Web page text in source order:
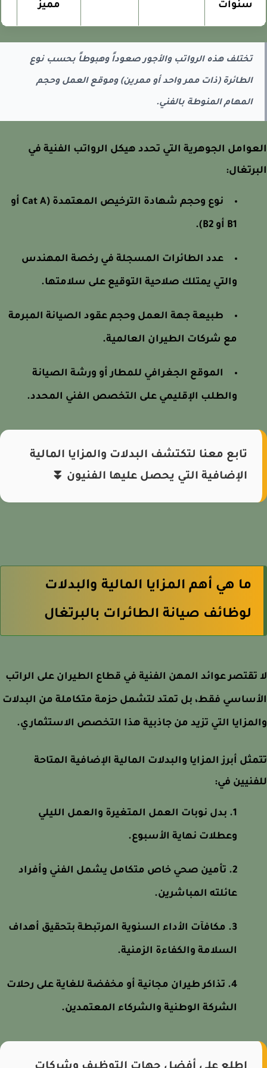
سنوات
مميز
تختلف هذه الرواتب والأجور صعوداً وهبوطاً بحسب نوع
الطائرة (ذات ممر واحد أو ممرين) وموقع العمل وحجم
المهام المنوطة بالفني.
الجوهرية التي تحدد هيكل الرواتب الفنية في
نوع وحجم شهادة الترخيص المعتمدة (Cat A أو
عدد الطائرات المسجلة في رخصة المهندس
والتي يمتلك صلاحية التوقيع على سلامتها.
طبيعة جهة العمل وحجم عقود الصيانة المبرمة
مع شركات الطيران العالمية.
الموقع الجغرافي للمطار أو ورشة الصيانة
والطلب الإقليمي على التخصص الفني المحدد.
تابع معنا لتكتشف البدلات والمزايا المالية
الإضافية التي يحصل عليها الفنيون ⏬
ما هي أهم المزايا المالية والبدلات
لوظائف صيانة الطائرات بالبرتغال
تقتصر عوائد المهن الفنية في قطاع الطيران على الراتب
فقط، بل تمتد لتشمل حزمة متكاملة من البدلات
التي تزيد من جاذبية هذا التخصص الاستثماري.
أبرز المزايا والبدلات المالية الإضافية المتاحة
في:
بدل نوبات العمل المتغيرة والعمل الليلي
وعطلات نهاية الأسبوع.
تأمين صحي خاص متكامل يشمل الفني وأفراد
عائلته المباشرين.
مكافآت الأداء السنوية المرتبطة بتحقيق أهداف
السلامة والكفاءة الزمنية.
تذاكر طيران مجانية أو مخفضة للغاية على رحلات
الشركة الوطنية والشركاء المعتمدين.